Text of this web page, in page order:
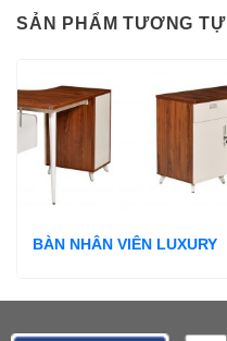
SẢN PHẨM TƯƠNG TỰ
BÀN NHÂN VIÊN LUXURY